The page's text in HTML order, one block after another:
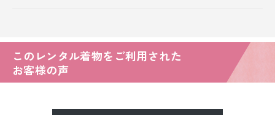
このレンタル着物をご利用された
お客様の声